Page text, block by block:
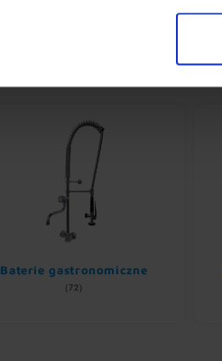
Baterie gastronomiczne
(72)